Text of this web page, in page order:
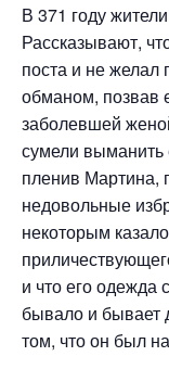
В 371 году
Рассказывают,
поста и не желал
обманом, позвав
заболевшей
сумели выманить
пленив Мартина,
недовольные
некоторым
и что его одежда
бывало и бывает
том, что он был